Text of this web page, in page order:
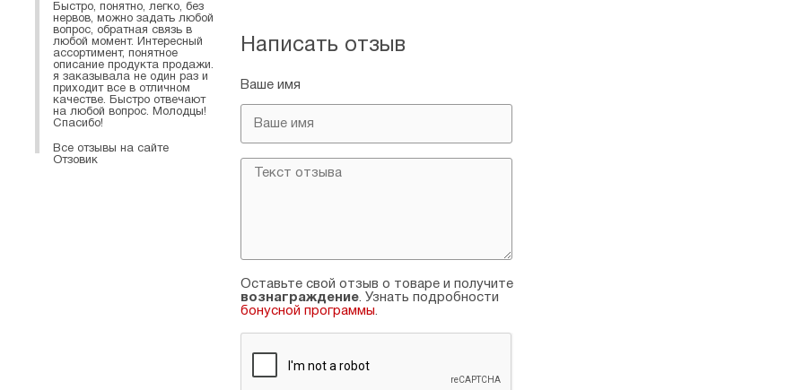
Написать отзыв
Ваше имя
Оставьте свой отзыв о товаре и получите
вознаграждение. Узнать подробности
бонусной программы.
Быстро, понятно, легко, без
нервов, можно задать любой
вопрос, обратная связь в
любой момент. Интересный
ассортимент, понятное
описание продукта продажи.
я заказывала не один раз и
приходит все в отличном
качестве. Быстро отвечают
на любой вопрос. Молодцы!
Спасибо!
Все отзывы на сайте
Отзовик